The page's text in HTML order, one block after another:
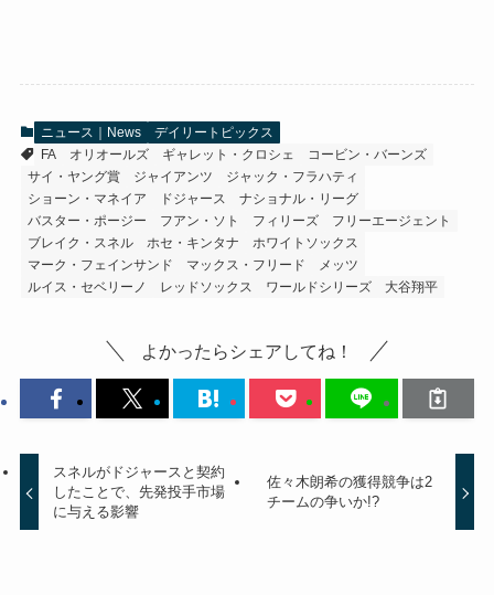
ニュース｜News
デイリートピックス
FA
オリオールズ ギャレット・クロシェ
コービン・バーンズ
サイ・ヤング賞
ジャイアンツ
ジャック・フラハティ
ショーン・マネイア
ドジャース
ナショナル・リーグ
バスター・ポージー
フアン・ソト フィリーズ
フリーエージェント
ブレイク・スネル
ホセ・キンタナ
ホワイトソックス
マーク・フェインサンド
マックス・フリード
メッツ
ルイス・セベリーノ
レッドソックス ワールドシリーズ 大谷翔平
よかったらシェアしてね！
スネルがドジャースと契約
したことで、先発投手市場
に与える影響
佐々木朗希の獲得競争は2
チームの争いか!?